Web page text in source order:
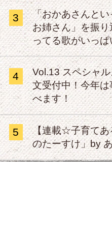
3
「おかあさんと
お姉さん」を振
ってる歌がいっぱ
4
Vol.13 スペシャ
文受付中！今年
べます！
5
【連載☆子育てあ
のたーすけ」by